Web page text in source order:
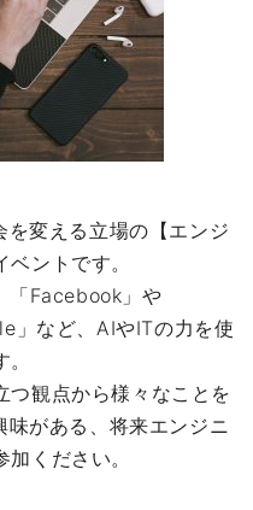
変える立場の【エンジ
ントです。
「Facebook」や
」など、AIやITの力を使
つ観点から様々なことを
がある、将来エンジニ
ください。